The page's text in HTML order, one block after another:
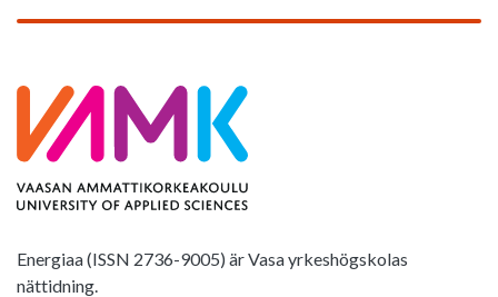
Energiaa (ISSN 2736-9005) är Vasa yrkeshögskolas
nättidning.